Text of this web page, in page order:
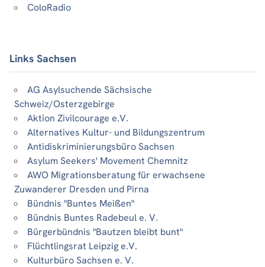
ColoRadio
Links Sachsen
AG Asylsuchende Sächsische
Schweiz/Osterzgebirge
Aktion Zivilcourage e.V.
Alternatives Kultur- und Bildungszentrum
Antidiskriminierungsbüro Sachsen
Asylum Seekers' Movement Chemnitz
AWO Migrationsberatung für erwachsene
Zuwanderer Dresden und Pirna
Bündnis "Buntes Meißen"
Bündnis Buntes Radebeul e. V.
Bürgerbündnis "Bautzen bleibt bunt"
Flüchtlingsrat Leipzig e.V.
Kulturbüro Sachsen e. V.